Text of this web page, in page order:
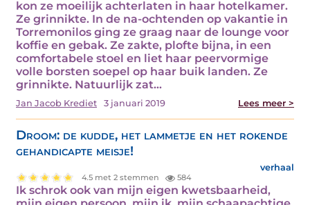
kon ze moeilijk achterlaten in haar hotelkamer.
Ze grinnikte. In de na-ochtenden op vakantie in
Torremonilos ging ze graag naar de lounge voor
koffie en gebak. Ze zakte, plofte bijna, in een
comfortabele stoel en liet haar peervormige
volle borsten soepel op haar buik landen. Ze
grinnikte. Natuurlijk zat…
Jan Jacob Krediet 3 januari 2019 Lees meer >
Droom: de kudde, het lammetje en het rokende
gehandicapte meisje!
verhaal
4.5 met 2 stemmen 584
Ik schrok ook van mijn eigen kwetsbaarheid,